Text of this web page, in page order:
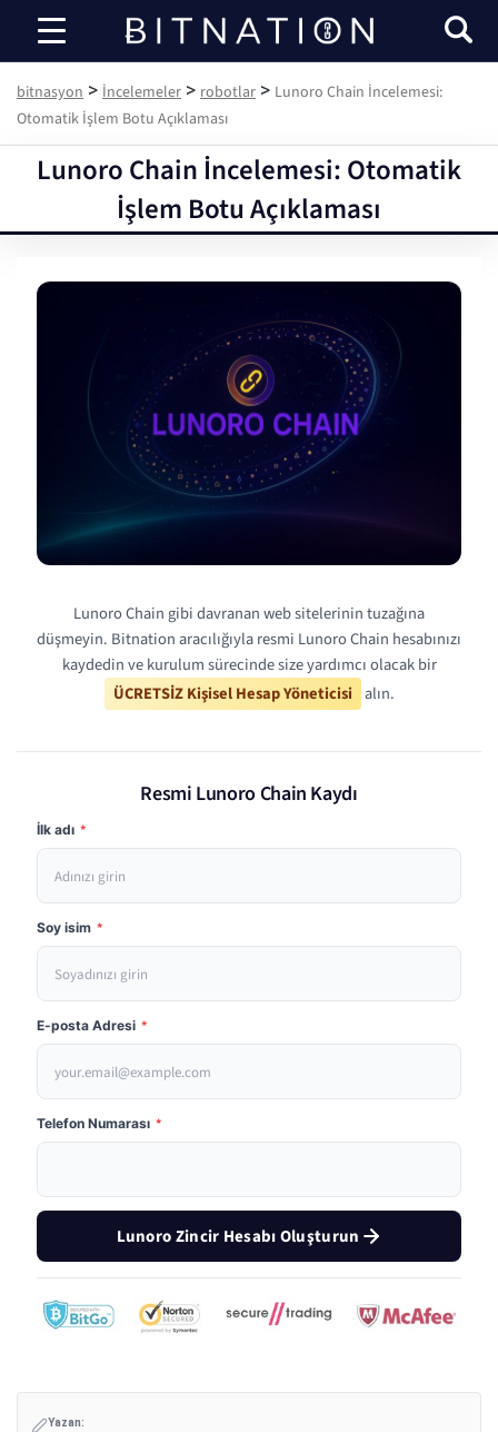
bitnasyon
bitnasyon > İncelemeler > robotlar > Lunoro Chain İncelemesi:
Otomatik İşlem Botu Açıklaması
Lunoro Chain İncelemesi: Otomatik
İşlem Botu Açıklaması
Lunoro Chain gibi davranan web sitelerinin tuzağına
düşmeyin. Bitnation aracılığıyla resmi Lunoro Chain hesabınızı
kaydedin ve kurulum sürecinde size yardımcı olacak bir
ÜCRETSİZ Kişisel Hesap Yöneticisi alın.
Resmi Lunoro Chain Kaydı
İlk adı *
Soy isim *
E-posta Adresi *
Telefon Numarası *
Lunoro Zincir Hesabı Oluşturun
Yazan: